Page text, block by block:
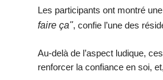
Les participants ont montré
faire ça", confie l’une des
Au-delà de l’aspect ludique,
renforcer la confiance en soi,